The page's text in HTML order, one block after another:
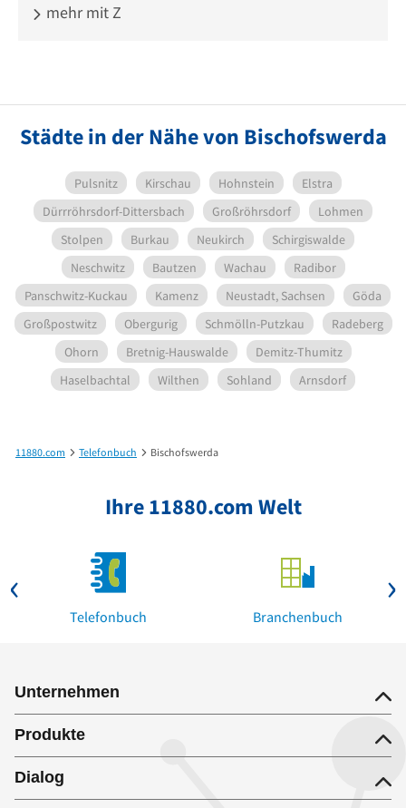
mehr mit Z
Städte in der Nähe von Bischofswerda
Pulsnitz Kirschau Hohnstein
Elstra
Dürrröhrsdorf-Dittersbach
Großröhrsdorf
Lohmen
Stolpen
Burkau Neukirch
Schirgiswalde
Neschwitz
Bautzen Wachau
Radibor
Panschwitz-Kuckau
Kamenz Neustadt, Sachsen
Göda
Großpostwitz
Obergurig Schmölln-Putzkau
Radeberg
Ohorn
Bretnig-Hauswalde
Demitz-Thumitz
Haselbachtal
Wilthen Sohland Arnsdorf
11880.com Telefonbuch Bischofswerda
Ihre 11880.com Welt
Telefonbuch Branchenbuch
Unternehmen
Produkte
Dialog